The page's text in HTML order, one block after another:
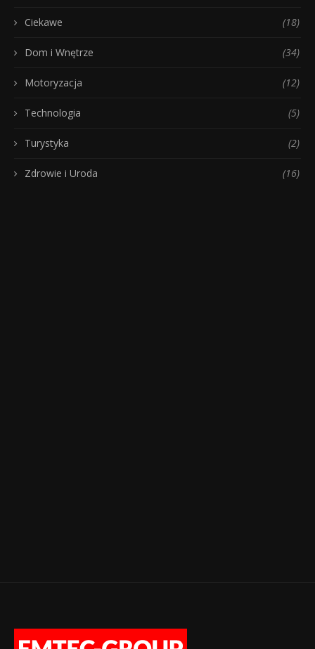
Ciekawe (18)
Dom i Wnętrze (34)
Motoryzacja (12)
Technologia (5)
Turystyka (2)
Zdrowie i Uroda (16)